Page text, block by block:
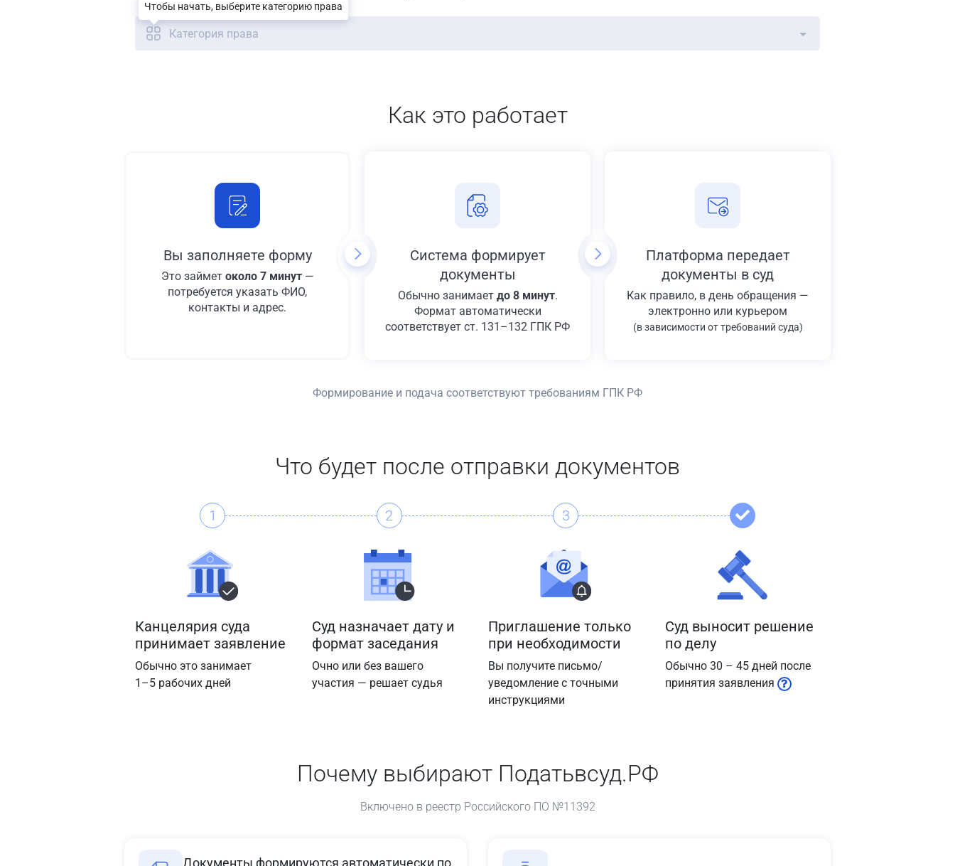
Категория права
Как это работает
Вы заполняете форму
Это займет около 7 минут—
потребуется указать ФИО,
контакты и адрес.
Система формирует
документы
Обычно занимает до 8 минут.
Формат автоматически
соответствует ст. 131–132 ГПК РФ
Платформа передает
документы в суд
Как правило, в день обращения —
электронно или курьером
(в зависимости от требований суда)
Формирование и подача соответствуют требованиям ГПК РФ
Что будет после отправки документов
1
Канцелярия суда
принимает заявление
Обычно это занимает
1–5 рабочих дней
2
Суд назначает дату и
формат заседания
Очно или без вашего
участия — решает судья
3
Приглашение только
при необходимости
Вы получите письмо/
уведомление с точными
инструкциями
Суд выносит решение
по делу
Обычно 30 – 45 дней после
принятия заявления
Почему выбирают Податьвсуд.РФ
Включено в реестр Российского ПО №11392
Документы формируются автоматически по
Чтобы начать, выберите категорию права